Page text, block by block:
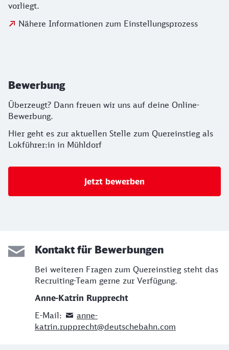
vorliegt.
Nähere Informationen zum Einstellungsprozess
Bewerbung
Überzeugt? Dann freuen wir uns auf deine Online-
Bewerbung.
Hier geht es zur aktuellen Stelle zum Quereinstieg als
Lokführer:in in Mühldorf
Jetzt bewerben
Kontakt für Bewerbungen
Bei weiteren Fragen zum Quereinstieg steht das
Recruiting-Team gerne zur Verfügung.
Anne-Katrin Rupprecht
E-Mail:
anne-
katrin.rupprecht@deutschebahn.com